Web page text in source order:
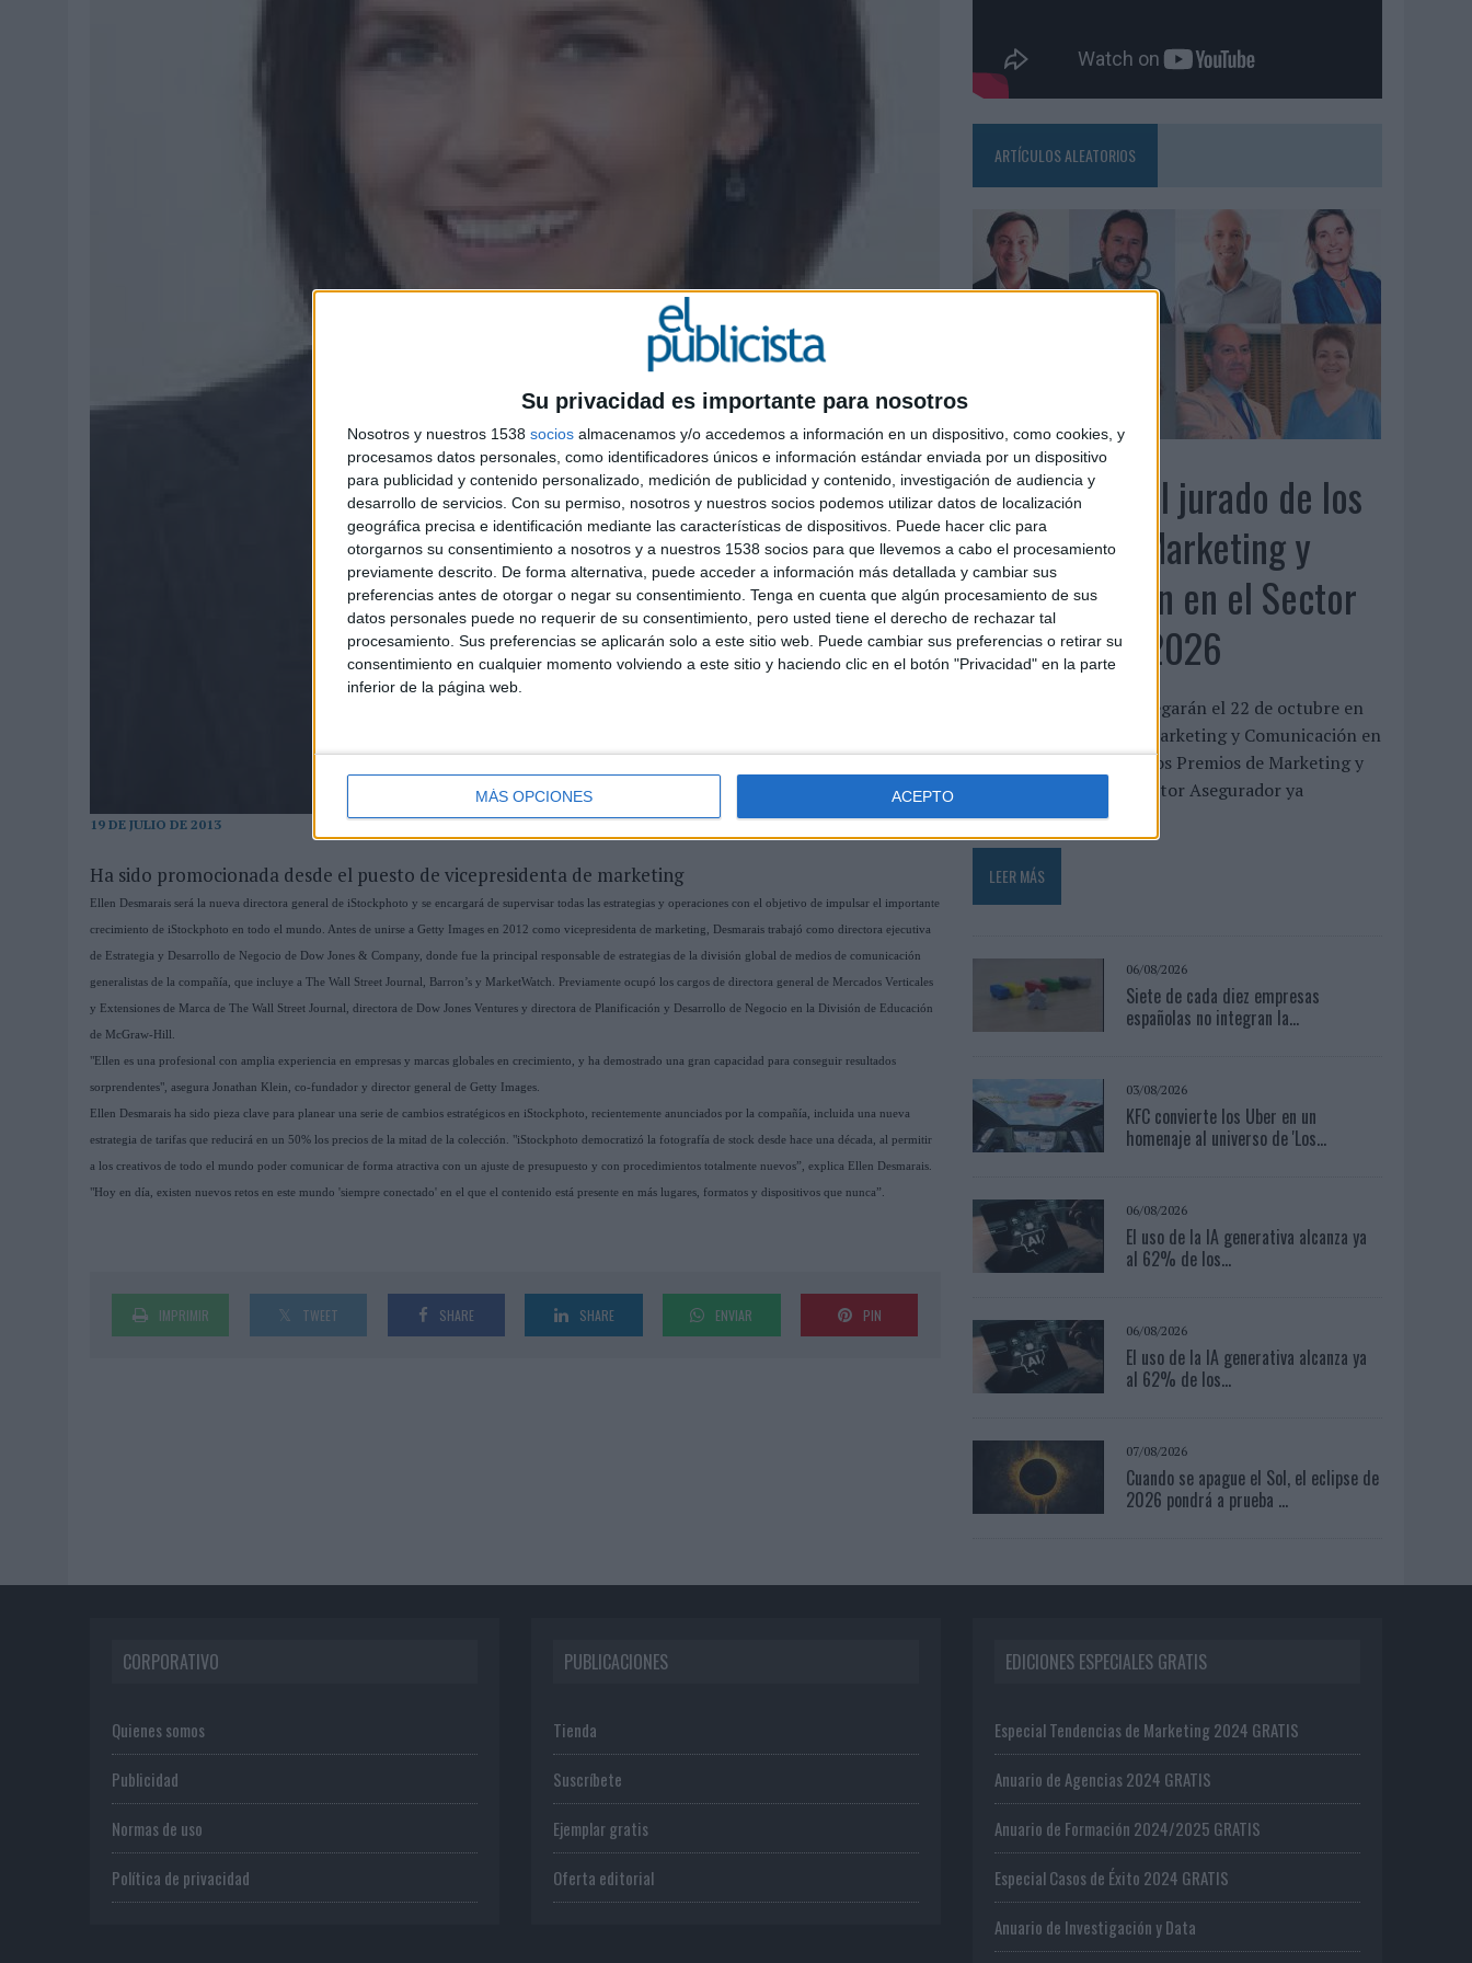
Su privacidad es importante para nosotros
Nosotros y nuestros 1538 socios almacenamos y/o accedemos a información en un dispositivo, como cookies, y
procesamos datos personales, como identificadores únicos e información estándar enviada por un dispositivo
para publicidad y contenido personalizado, medición de publicidad y contenido, investigación de audiencia y
desarrollo de servicios. Con su permiso, nosotros y nuestros socios podemos utilizar datos de localización
geográfica precisa e identificación mediante las características de dispositivos. Puede hacer clic para
otorgarnos su consentimiento a nosotros y a nuestros 1538 socios para que llevemos a cabo el procesamiento
previamente descrito. De forma alternativa, puede acceder a información más detallada y cambiar sus
preferencias antes de otorgar o negar su consentimiento. Tenga en cuenta que algún procesamiento de sus
datos personales puede no requerir de su consentimiento, pero usted tiene el derecho de rechazar tal
procesamiento. Sus preferencias se aplicarán solo a este sitio web. Puede cambiar sus preferencias o retirar su
consentimiento en cualquier momento volviendo a este sitio y haciendo clic en el botón "Privacidad" en la parte
inferior de la página web.
MÁS OPCIONES ACEPTO
EL MÁLAGA CF CULMINA SU TRILOGÍA DE MARCA CON UNA CAMPAÑA QUE CELEBRA SU REGRESO A PRIMERA DIVISIÓN
19 DE JULIO DE 2013
Ha sido promocionada desde el puesto de vicepresidenta de marketing
Ellen Desmarais será la nueva directora general de iStockphoto y se encargará de supervisar todas las estrategias y operaciones con el objetivo de impulsar el importante
crecimiento de iStockphoto en todo el mundo. Antes de unirse a Getty Images en 2012 como vicepresidenta de marketing, Desmarais trabajó como directora ejecutiva
de Estrategia y Desarrollo de Negocio de Dow Jones & Company, donde fue la principal responsable de estrategias de la división global de medios de comunicación
generalistas de la compañía, que incluye a The Wall Street Journal, Barron’s y MarketWatch. Previamente ocupó los cargos de directora general de Mercados Verticales
y Extensiones de Marca de The Wall Street Journal, directora de Dow Jones Ventures y directora de Planificación y Desarrollo de Negocio en la División de Educación
de McGraw-Hill.
"Ellen es una profesional con amplia experiencia en empresas y marcas globales en crecimiento, y ha demostrado una gran capacidad para conseguir resultados
sorprendentes", asegura Jonathan Klein, co-fundador y director general de Getty Images.
Ellen Desmarais ha sido pieza clave para planear una serie de cambios estratégicos en iStockphoto, recientemente anunciados por la compañía, incluida una nueva
estrategia de tarifas que reducirá en un 50% los precios de la mitad de la colección. "iStockphoto democratizó la fotografía de stock desde hace una década, al permitir
a los creativos de todo el mundo poder comunicar de forma atractiva con un ajuste de presupuesto y con procedimientos totalmente nuevos”, explica Ellen Desmarais.
"Hoy en día, existen nuevos retos en este mundo 'siempre conectado' en el que el contenido está presente en más lugares, formatos y dispositivos que nunca”.
IMPRIMIR TWEET SHARE SHARE ENVIAR PIN
ARTÍCULOS ALEATORIOS
03/08/2026
Presentado el jurado de los
Premios de Marketing y
Comunicación en el Sector
Asegurador 2026
Los galardones se entregarán el 22 de octubre en
el XXII Encuentro de Marketing y Comunicación en
el Sector Asegurador Los Premios de Marketing y
Comunicación en el Sector Asegurador ya
cuentan...
LEER MÁS
06/08/2026
Siete de cada diez empresas
españolas no integran la...
03/08/2026
KFC convierte los Uber en un
homenaje al universo de 'Los...
06/08/2026
El uso de la IA generativa alcanza ya
al 62% de los...
06/08/2026
El uso de la IA generativa alcanza ya
al 62% de los...
07/08/2026
Cuando se apague el Sol, el eclipse de
2026 pondrá a prueba ...
CORPORATIVO
Quienes somos
Publicidad
Normas de uso
Política de privacidad
PUBLICACIONES
Tienda
Suscríbete
Ejemplar gratis
Oferta editorial
EDICIONES ESPECIALES GRATIS
Especial Tendencias de Marketing 2024 GRATIS
Anuario de Agencias 2024 GRATIS
Anuario de Formación 2024/2025 GRATIS
Especial Casos de Éxito 2024 GRATIS
Anuario de Investigación y Data